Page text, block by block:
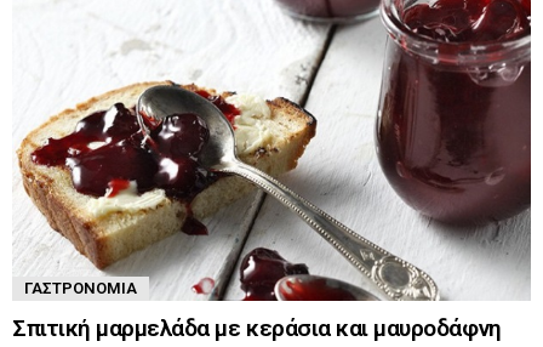
ΓΑΣΤΡΟΝΟΜΊΑ
Σπιτική μαρμελάδα με κεράσια και μαυροδάφνη